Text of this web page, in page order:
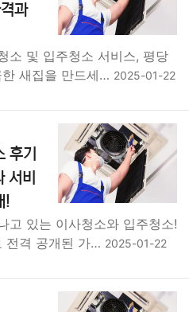
과
소 및 입주청소 서비스, 평당
새집을 만드세… 2025-01-22
후기
서비
!
고 있는 이사청소와 입주청소!
전격 공개된 가… 2025-01-22